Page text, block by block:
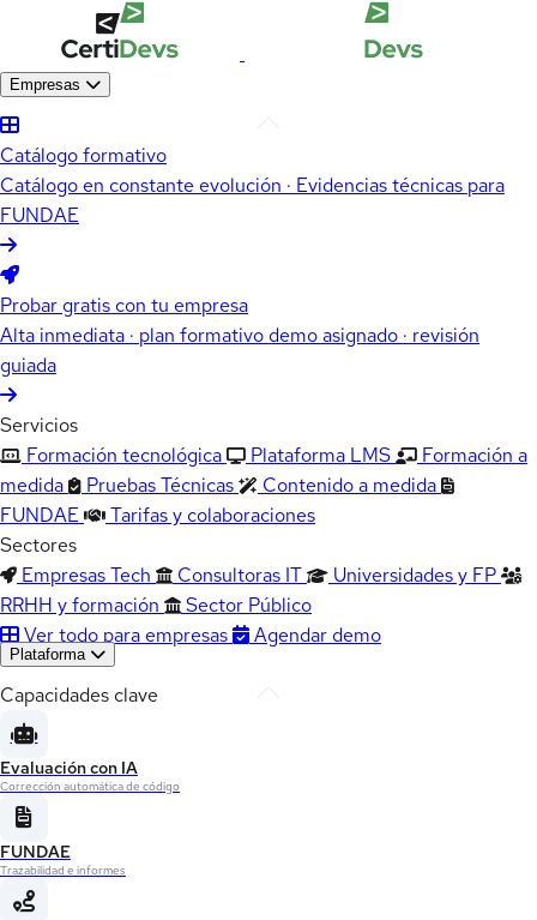
Empresas
Catálogo formativo
Catálogo en constante evolución · Evidencias técnicas para
FUNDAE
Probar gratis con tu empresa
Alta inmediata · plan formativo demo asignado · revisión
guiada
Servicios
Formación tecnológica
Plataforma LMS
Formación a
medida
Pruebas Técnicas
Contenido a medida
FUNDAE
Tarifas y colaboraciones
Sectores
Empresas Tech
Consultoras IT
Universidades y FP
RRHH y formación
Sector Público
Ver todo para empresas
Agendar demo
Plataforma
Capacidades clave
Evaluación con IA
Corrección automática de código
FUNDAE
Trazabilidad e informes